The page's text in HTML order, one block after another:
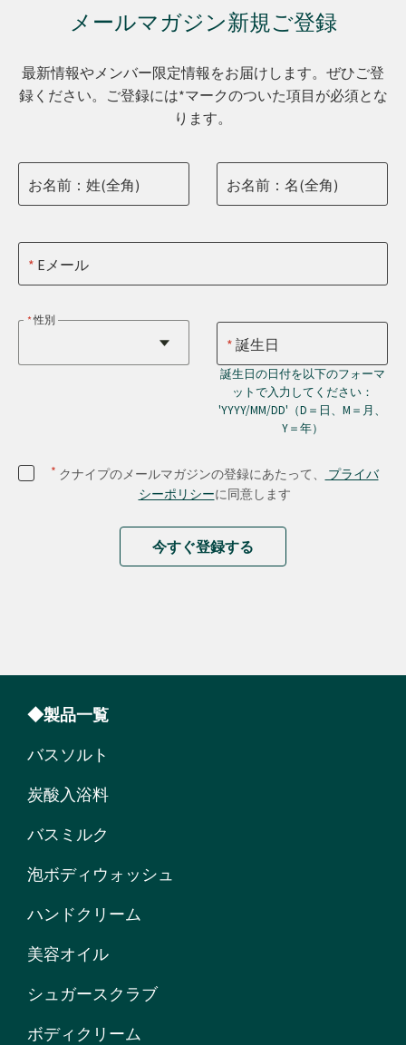
メールマガジン新規ご登録
最新情報やメンバー限定情報をお届けします。ぜひご登
録ください。ご登録には*マークのついた項目が必須とな
ります。
お名前：姓(全角) お名前：名(全角)
Eメール
性別
誕生日
誕生日の日付を以下のフォーマ
ットで入力してください：
'YYYY/MM/DD'（D＝日、M＝月、
Y＝年）
* クナイプのメールマガジンの登録にあたって、
プライバ
シーポリシーに同意します
今すぐ登録する
◆製品一覧
バスソルト
炭酸入浴料
バスミルク
泡ボディウォッシュ
ハンドクリーム
美容オイル
シュガースクラブ
ボディクリーム